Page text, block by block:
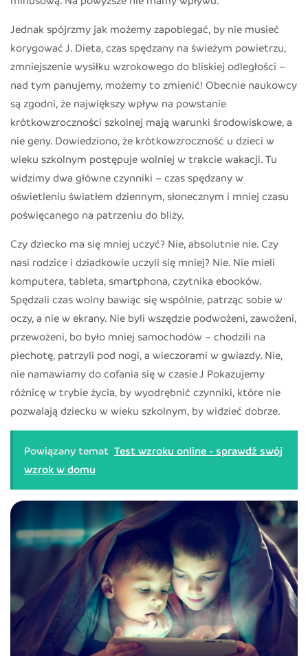
Jednak spójrzmy jak możemy zapobiegać, by nie musieć
korygować J. Dieta, czas spędzany na świeżym powietrzu,
zmniejszenie wysiłku wzrokowego do bliskiej odległości –
nad tym panujemy, możemy to zmienić! Obecnie naukowcy
są zgodni, że największy wpływ na powstanie
krótkowzroczności szkolnej mają warunki środowiskowe, a
nie geny. Dowiedziono, że krótkowzroczność u dzieci w
wieku szkolnym postępuje wolniej w trakcie wakacji. Tu
widzimy dwa główne czynniki – czas spędzany w
oświetleniu światłem dziennym, słonecznym i mniej czasu
poświęcanego na patrzeniu do bliży.
Czy dziecko ma się mniej uczyć? Nie, absolutnie nie. Czy
nasi rodzice i dziadkowie uczyli się mniej? Nie. Nie mieli
komputera, tableta, smartphona, czytnika ebooków.
Spędzali czas wolny bawiąc się wspólnie, patrząc sobie w
oczy, a nie w ekrany. Nie byli wszędzie podwożeni, zawożeni,
przewożeni, bo było mniej samochodów – chodzili na
piechotę, patrzyli pod nogi, a wieczorami w gwiazdy. Nie,
nie namawiamy do cofania się w czasie J Pokazujemy
różnicę w trybie życia, by wyodrębnić czynniki, które nie
pozwalają dziecku w wieku szkolnym, by widzieć dobrze.
Powiązany temat Test wzroku online - sprawdź swój
wzrok w domu